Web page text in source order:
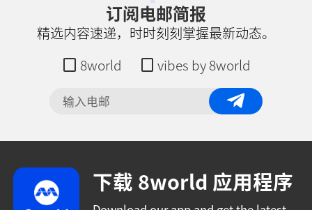
订阅电邮简报
精选内容速递，时时刻刻掌握最新动态。
8world
vibes by 8world
下载 8world 应用程序